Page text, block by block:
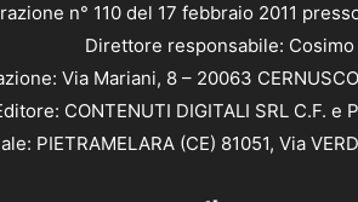
n° 110 del 17 febbraio 2011
Direttore responsabile: Cosimo
Via Mariani, 8 – 20063
CONTENUTI DIGITALI SRL C.F. e
PIETRAMELARA (CE) 81051, Via